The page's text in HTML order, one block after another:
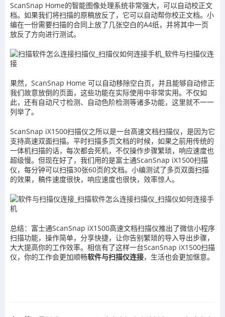
ScanSnap Home的智能图像处理系统非常强大，可以自动校正文
档。如果我们将扫描的原稿放反了，它可以自动帮你校正文档。小
编在一份需要扫描的合同上放了几张空白的A4纸，并将其中一页
放反了方向进行测试。
果然，ScanSnap Home 可以自动移除空白页，并且能够自动修正
我们故意放倒的页面，这些功能在实际使用中非常实用。不仅如
此，还有自动尺寸检测、自动色阶检测等诸多功能，这里就不一一
列举了。
ScanSnap iX1500扫描仪之所以是一台高速文档扫描仪，是因为它
支持高速双面扫描。平时扫描多页文档的时候，如果之前用传统的
一体机扫描的话，每次都会死机，不仅操作步骤繁琐，响应速度也
超级慢。但现在好了，我们用的是富士通ScanSnap iX1500扫描
仪，每分钟可以扫描30张60页的文档。小编测试了多页双面扫描
的效果，稿件速度很快，响应速度也很快，效率惊人。
总结：富士通ScanSnap iX1500高速文档扫描仪推出了微信小程序
扫描功能，操作简单，分享快捷，让你告别繁琐的导入导出步骤，
大大提高你的工作效率。相信有了这样一台ScanSnap iX1500扫描
仪，你的工作会更加顺畅软件与扫描仪连接，生活也会更加惬意。